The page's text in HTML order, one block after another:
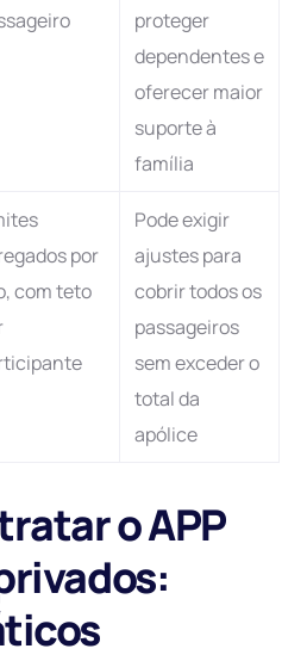
proteger
dependentes e
oferecer maior
suporte à
família
por
com teto
Pode exigir
ajustes para
cobrir todos os
passageiros
sem exceder o
total da
apólice
o APP